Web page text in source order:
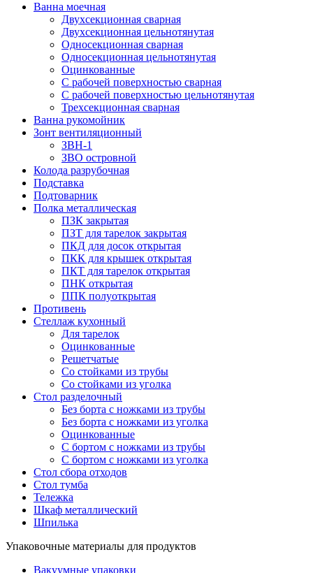
Ванна моечная
Двухсекционная сварная
Двухсекционная цельнотянутая
Односекционная сварная
Односекционная цельнотянутая
Оцинкованные
С рабочей поверхностью сварная
С рабочей поверхностью цельнотянутая
Трехсекционная сварная
Ванна рукомойник
Зонт вентиляционный
ЗВН-1
ЗВО островной
Колода разрубочная
Подставка
Подтоварник
Полка металлическая
ПЗК закрытая
ПЗТ для тарелок закрытая
ПКД для досок открытая
ПКК для крышек открытая
ПКТ для тарелок открытая
ПНК открытая
ППК полуоткрытая
Противень
Стеллаж кухонный
Для тарелок
Оцинкованные
Решетчатые
Со стойками из трубы
Со стойками из уголка
Стол разделочный
Без борта с ножками из трубы
Без борта с ножками из уголка
Оцинкованные
С бортом с ножками из трубы
С бортом с ножками из уголка
Стол сбора отходов
Стол тумба
Тележка
Шкаф металлический
Шпилька
Упаковочные материалы для продуктов
Вакуумные упаковки